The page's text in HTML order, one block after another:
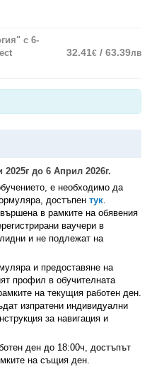
с 6-
32.41€ / 63.39лв
до 6 Април 2026г.
е необходимо да
достъпен тук.
в рамките на обявения
ваучери в
и не подлежат на
и предоставяне на
профил в обучителната
на текущия работен ден.
изпратени индивидуални
за навигация и
ден до 18:00ч, достъпът
на същия ден.